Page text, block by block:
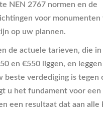
NEN 2767 normen en de
voor monumenten
op uw plannen.
de actuele tarieven, die in
en €550 liggen, en
beste verdediging is tegen
u het fundament voor een
een resultaat dat aan alle